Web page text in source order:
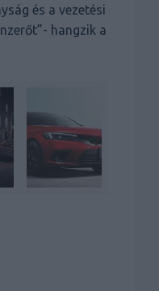
és a vezetési
hangzik a